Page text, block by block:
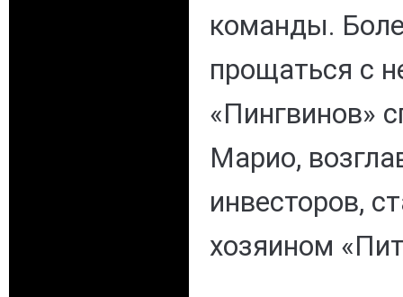
команды.
прощаться с
«Пингвинов»
Марио,
инвесторов,
хозяином